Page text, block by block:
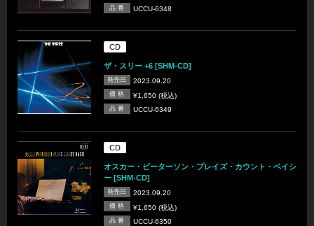
品 番 UCCU-6348
CD
ザ・スリー +6 [SHM-CD]
発売日 2023.09.20
価 格 ¥1,650 (税込)
品 番 UCCU-6349
CD
オスカー・ピーターソン・プレイズ・カウント・ベイシ
ー [SHM-CD]
発売日 2023.09.20
価 格 ¥1,650 (税込)
品 番 UCCU-6350